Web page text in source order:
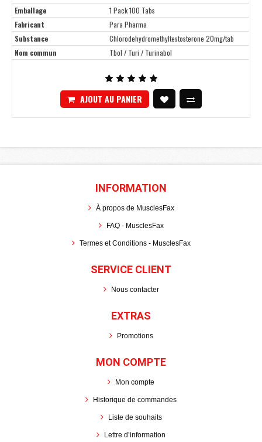
Emballage
1 Pack 100 Tabs
Fabricant
Para Pharma
Substance
Chlorodehydromethyltestosterone 20mg/tab
Nom commun
Tbol / Turi / Turinabol
AJOUT AU PANIER
INFORMATION
À propos de MusclesFax
FAQ - MusclesFax
Termes et Conditions - MusclesFax
SERVICE CLIENT
Nous contacter
EXTRAS
Promotions
MON COMPTE
Mon compte
Historique de commandes
Liste de souhaits
Lettre d’information